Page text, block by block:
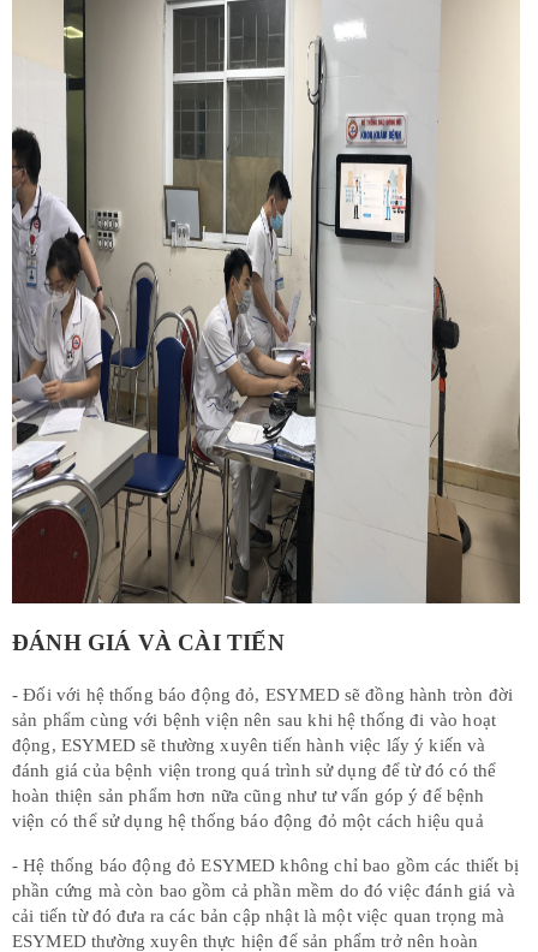
ĐÁNH GIÁ VÀ CÀI TIẾN
- Đối với hệ thống báo động đỏ, ESYMED sẽ đồng hành tròn đời
sản phẩm cùng với bệnh viện nên sau khi hệ thống đi vào hoạt
động, ESYMED sẽ thường xuyên tiến hành việc lấy ý kiến và
đánh giá của bệnh viện trong quá trình sử dụng để từ đó có thể
hoàn thiện sản phẩm hơn nữa cũng như tư vấn góp ý để bệnh
viện có thể sử dụng hệ thống báo động đỏ một cách hiệu quả
- Hệ thống báo động đỏ ESYMED không chỉ bao gồm các thiết bị
phần cứng mà còn bao gồm cả phần mềm do đó việc đánh giá và
cải tiến từ đó đưa ra các bản cập nhật là một việc quan trọng mà
ESYMED thường xuyên thực hiện để sản phẩm trở nên hoàn